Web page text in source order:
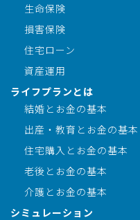
生命保険
損害保険
住宅ローン
資産運用
ライフプランとは
結婚とお金の基本
出産・教育とお金の基本
住宅購入とお金の基本
老後とお金の基本
介護とお金の基本
シミュレーション